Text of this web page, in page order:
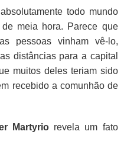
todo mundo
meia hora. Parece que
pessoas vinham vê-lo,
distâncias para a capital
muitos deles teriam sido
recebido a comunhão de
Martyrio revela um fato